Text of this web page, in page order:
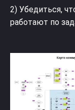
2) Убедиться,
работают по